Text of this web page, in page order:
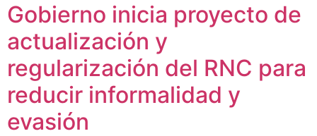
Gobierno inicia proyecto de
actualización y
regularización del RNC para
reducir informalidad y
evasión